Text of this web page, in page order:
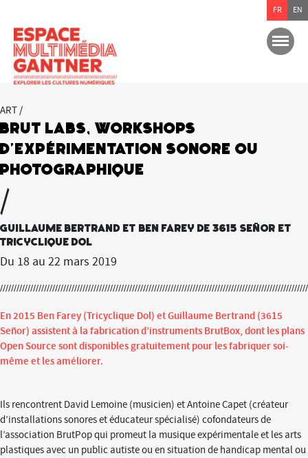
ART /
Brut Labs, Workshops
d’expérimentation sonore ou
photographique
/
Guillaume Bertrand et Ben farey de 3615 Señor et
Tricyclique Dol
Du 18 au 22 mars 2019
En 2015 Ben Farey (Tricyclique Dol) et Guillaume Bertrand (3615
Señor) assistent à la fabrication d’instruments BrutBox, dont les plans
Open Source sont disponibles gratuitement pour les fabriquer soi-
même et les améliorer.
Ils rencontrent David Lemoine (musicien) et Antoine Capet (créateur
d’installations sonores et éducateur spécialisé) cofondateurs de
l’association BrutPop qui promeut la musique expérimentale et les arts
plastiques avec un public autiste ou en situation de handicap mental ou
FR EN